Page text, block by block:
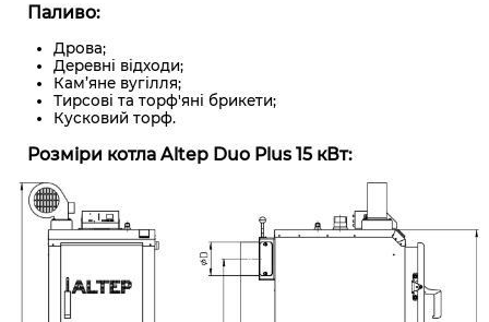
Паливо:
Дрова;
Деревні відходи;
Кам’яне вугілля;
Тирсові та торф'яні брикети;
Кусковий торф.
Розміри котла Altep Duo Plus 15 кВт: